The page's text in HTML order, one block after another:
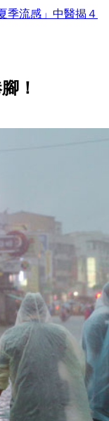
季流感」中醫揭４
！